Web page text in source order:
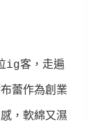
ig客，走遍
蕾作為創業
，軟綿又濕